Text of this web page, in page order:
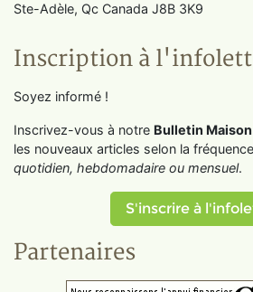
Ste-Adèle, Qc Canada J8B 3K9
Inscription à
Soyez informé !
Inscrivez-vous à notre Bulletin Maison
les nouveaux articles selon la
quotidien, hebdomadaire ou mensuel.
S'inscrire à
Partenaires